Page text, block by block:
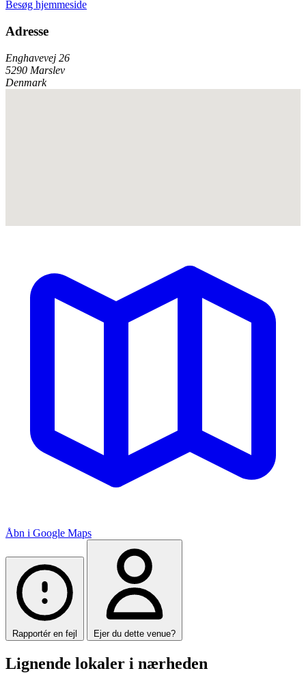
Besøg hjemmeside
Adresse
Enghavevej 26
5290 Marslev
Denmark
Åbn i Google Maps
Rapportér en fejl Ejer du dette venue?
Lignende lokaler i nærheden